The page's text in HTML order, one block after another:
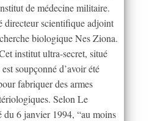
de médecine militaire.
directeur scientifique adjoint
biologique Nes Ziona.
institut ultra-secret, situé
soupçonné d’avoir été
fabriquer des armes
Selon Le
du 6 janvier 1994, “au moins